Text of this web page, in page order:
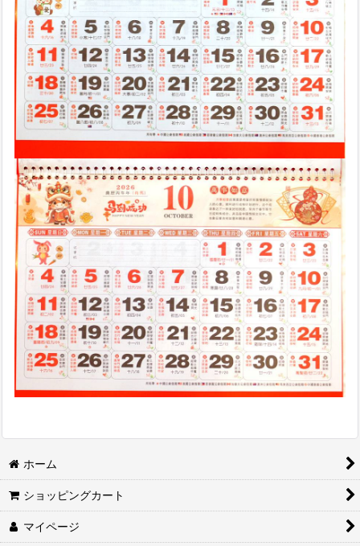
ホーム
ショッピングカート
マイページ